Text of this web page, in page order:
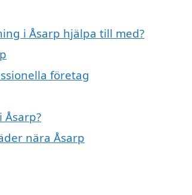
i Åsarp hjälpa till med?
företag
nära Åsarp